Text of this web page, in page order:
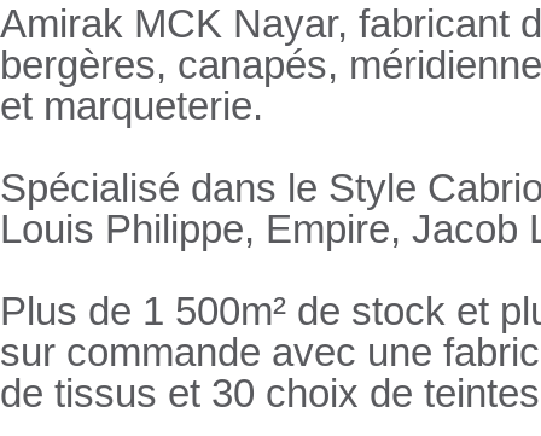
Amirak MCK Nayar, fabricant
bergères, canapés,
et marqueterie.
Spécialisé dans le Style
Louis Philippe, Empire, Jacob
Plus de 1 500m² de stock et
sur commande avec une
de tissus et 30 choix de